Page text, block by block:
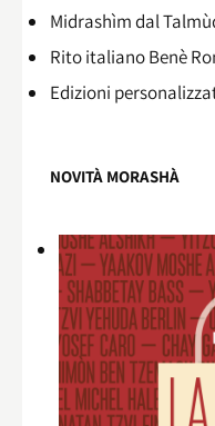
Midrashìm dal
Rito italiano Benè
Edizioni
NOVITÀ MORASHÀ